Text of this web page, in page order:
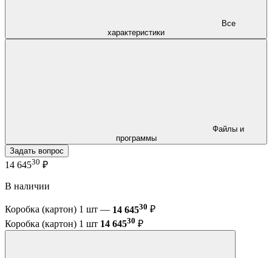
характеристики
программы
Задать вопрос
14 64530 ₽
В наличии
Коробка (картон) 1 шт — 14 64530 ₽
Коробка (картон) 1 шт 14 64530 ₽